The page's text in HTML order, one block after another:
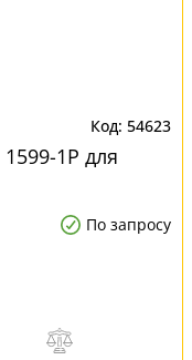
54623
1P для
По запросу